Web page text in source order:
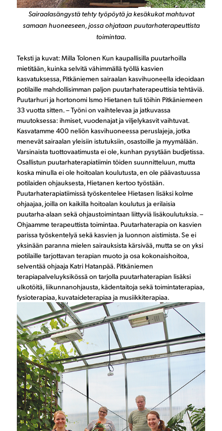
Sairaalasängystä tehty työpöytä ja kesäkukat mahtuvat
samaan huoneeseen, jossa ohjataan puutarhaterapeuttista
toimintaa.
Teksti ja kuvat: Milla Tolonen Kun kaupallisilla puutarhoilla
mietitään, kuinka selvitä vähimmällä työllä kasvien
kasvatuksessa, Pitkäniemen sairaalan kasvihuoneella ideoidaan
potilaille mahdollisimman paljon puutarhaterapeuttisia tehtäviä.
Puutarhuri ja hortonomi Ismo Hietanen tuli töihin Pitkäniemeen
33 vuotta sitten. – Työni on vaihtelevaa ja jatkuvassa
muutoksessa: ihmiset, vuodenajat ja viljelykasvit vaihtuvat.
Kasvatamme 400 neliön kasvihuoneessa peruslajeja, jotka
menevät sairaalan yleisiin istutuksiin, osastoille ja myymälään.
Varsinaista tuottovaatimusta ei ole, kunhan pysytään budjetissa.
Osallistun puutarhaterapiatiimin töiden suunnitteluun, mutta
koska minulla ei ole hoitoalan koulutusta, en ole päävastuussa
potilaiden ohjauksesta, Hietanen kertoo työstään.
Puutarhaterapiatiimissä työskentelee Hietasen lisäksi kolme
ohjaajaa, joilla on kaikilla hoitoalan koulutus ja erilaisia
puutarha-alaan sekä ohjaustoimintaan liittyviä lisäkoulutuksia. –
Ohjaamme terapeuttista toimintaa. Puutarhaterapia on kasvien
parissa työskentelyä sekä kasvien ja luonnon aistimista. Se ei
yksinään paranna mielen sairauksista kärsivää, mutta se on yksi
potilaille tarjottavan terapian muoto ja osa kokonaishoitoa,
selventää ohjaaja Katri Hatanpää. Pitkäniemen
terapiapalveluyksikössä on tarjolla puutarhaterapian lisäksi
ulkotöitä, liikunnanohjausta, kädentaitoja sekä toimintaterapiaa,
fysioterapiaa, kuvataideterapiaa ja musiikkiterapiaa.